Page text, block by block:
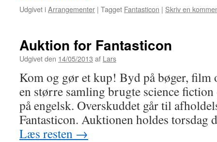
Udgivet iArrangementer | Tagget Fantasticon | Skriv en
Auktion for Fantasticon
Udgivet den 14/05/2013 af Lars
Kom og gør et kup! Byd på bøger, film
en større samling brugte science fiction
på engelsk. Overskuddet går til
Fantasticon. Auktionen holdes
Læs resten →